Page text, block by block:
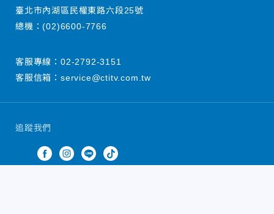
追蹤我們
臺北市內湖區民權東路六段25號
總機：(02)6600-7766
客服專線： 02-2792-3151
客服信箱： service@ctitv.com.tw